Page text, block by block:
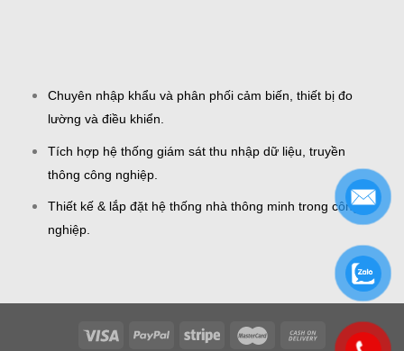
Chuyên nhập khẩu và phân phối cảm biến, thiết bị đo
lường và điều khiển.
Tích hợp hệ thống giám sát thu nhập dữ liệu, truyền
thông công nghiệp.
Thiết kế & lắp đặt hệ thống nhà thông minh trong công
nghiệp.